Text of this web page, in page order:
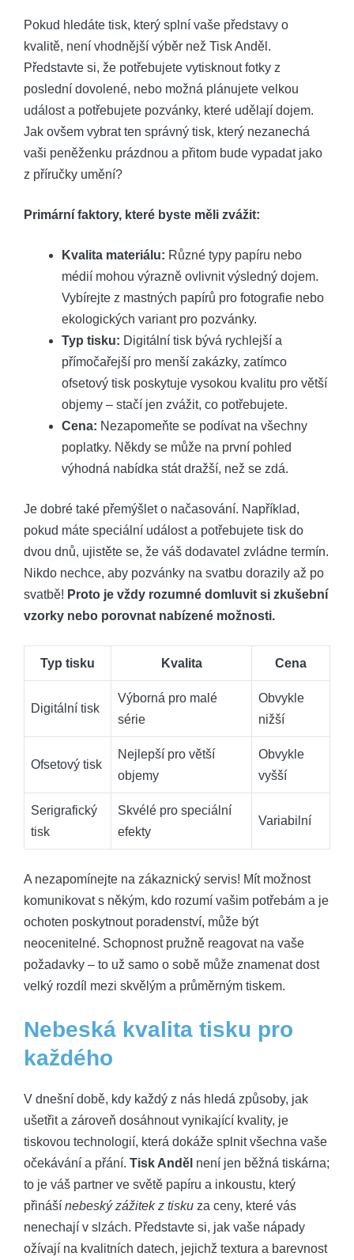
Pokud hledáte tisk, který splní vaše představy o
kvalitě, není vhodnější výběr než Tisk Anděl.
Představte si, že potřebujete vytisknout fotky z
poslední dovolené, nebo možná plánujete velkou
událost a potřebujete pozvánky, které udělají dojem.
Jak ovšem vybrat ten správný tisk, který nezanechá
vaši peněženku prázdnou a přitom bude vypadat jako
z příručky umění?
Primární faktory, které byste měli zvážit:
Kvalita materiálu: Různé typy papíru nebo
médií mohou výrazně ovlivnit výsledný dojem.
Vybírejte z mastných papírů pro fotografie nebo
ekologických variant pro pozvánky.
Typ tisku: Digitální tisk bývá rychlejší a
přímočařejší pro menší zakázky, zatímco
ofsetový tisk poskytuje vysokou kvalitu pro větší
objemy – stačí jen zvážit, co potřebujete.
Cena: Nezapomeňte se podívat na všechny
poplatky. Někdy se může na první pohled
výhodná nabídka stát dražší, než se zdá.
Je dobré také přemýšlet o načasování. Například,
pokud máte speciální událost a potřebujete tisk do
dvou dnů, ujistěte se, že váš dodavatel zvládne termín.
Nikdo nechce, aby pozvánky na svatbu dorazily až po
svatbě! Proto je vždy rozumné domluvit si zkušební
vzorky nebo porovnat nabízené možnosti.
Typ tisku Kvalita Cena
Digitální tisk
Výborná pro malé
série
Obvykle
nižší
Ofsetový tisk
Nejlepší pro větší
objemy
Obvykle
vyšší
Serigrafický
tisk
Skvélé pro speciální
efekty
Variabilní
A nezapomínejte na zákaznický servis! Mít možnost
komunikovat s někým, kdo rozumí vašim potřebám a je
ochoten poskytnout poradenství, může být
neocenitelné. Schopnost pružně reagovat na vaše
požadavky – to už samo o sobě může znamenat dost
velký rozdíl mezi skvělým a průměrným tiskem.
Nebeská kvalita tisku pro
každého
V dnešní době, kdy každý z nás hledá způsoby, jak
ušetřit a zároveň dosáhnout vynikající kvality, je
tiskovou technologií, která dokáže splnit všechna vaše
očekávání a přání. Tisk Anděl není jen běžná tiskárna;
to je váš partner ve světě papíru a inkoustu, který
přináší nebeský zážitek z tisku za ceny, které vás
nenechají v slzách. Představte si, jak vaše nápady
ožívají na kvalitních datech, jejichž textura a barevnost